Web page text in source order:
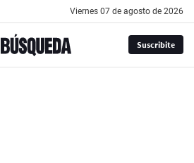
viernes 07 de agosto de 2026
Suscribite